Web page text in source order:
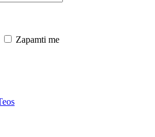
Zapamti me